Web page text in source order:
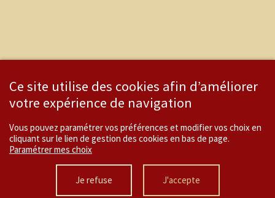
Ce site utilise des cookies afin d’améliorer
votre expérience de navigation
Vous pouvez paramétrer vos préférences et modifier vos choix en
cliquant sur le lien de gestion des cookies en bas de page.
Paramétrer mes choix
Je refuse J'accepte